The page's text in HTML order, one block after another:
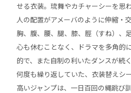
せる衣装。琉舞やカチャーシーを思
人の配置がアメーバのように伸縮・
胸、腹、腰、腿、膝、脛（すね）、
心も休むことなく、ドラマを多角的
的で、また自制の利いたダンスが続
何度も繰り返していた、衣装替えシ
高いジャンプは、一日百回の縄跳び